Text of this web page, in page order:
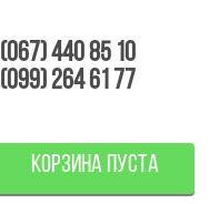
(067) 440 85 10
(099) 264 61 77
КОРЗИНА ПУСТА